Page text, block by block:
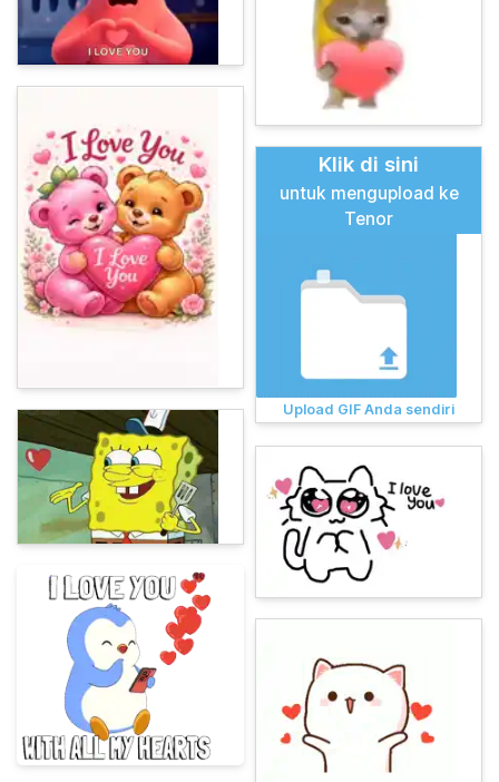
Klik di sini
untuk mengupload ke
Tenor
Upload GIF Anda sendiri